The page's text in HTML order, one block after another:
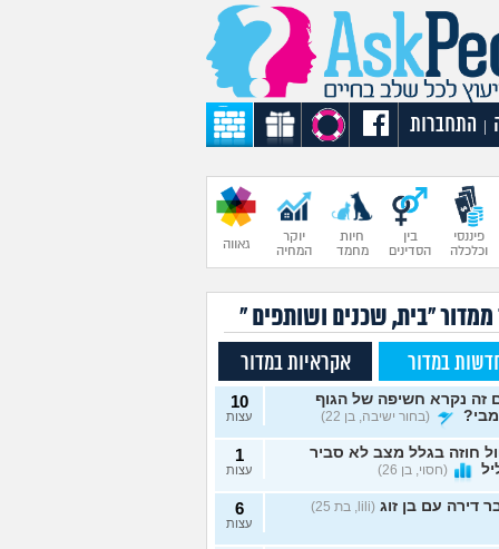
התחברות
פיננסי
וכלכלה
בין
הסדינים
חיות
מחמד
יוקר
המחיה
גאווה
ממדור "בית, שכנים ושותפים "
במדור אקראיות במדור
זה נקרא חשיפה של הגוף
(בחור ישיבה, בן 22)
10
עצות
חוזה בגלל מצב לא סביר
(חסוי, בן 26)
1
עצות
דירה עם בן זוג (lili, בת 25) 6
עצות